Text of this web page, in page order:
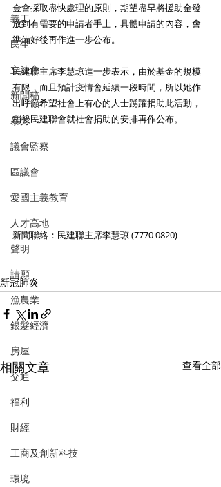
義工
民生
立法會
新聞稿
暴力
議會監察
區議會
愛國主義教育
人才高地
聲明
請願
漁農業
銀髮經濟
房屋
交通
福利
財經
工商及創新科技
環境
金會採取盡快處理的原則，期望盡早將援助金發
放到有需要的申請者手上，具體申請的內容，會
準備好後再作進一步公布。
民建聯主席李慧琼進一步表示，由於基金的規模
有限，而且預計疫情會延續一段時間，所以她作
出呼籲希望社會上有心的人士踴躍捐助此活動，
稍後民建聯會就社會捐助的安排再作公布。
新聞聯絡：民建聯主席李慧琼 (7770 0820)
新冠肺炎
相關文章 查看全部